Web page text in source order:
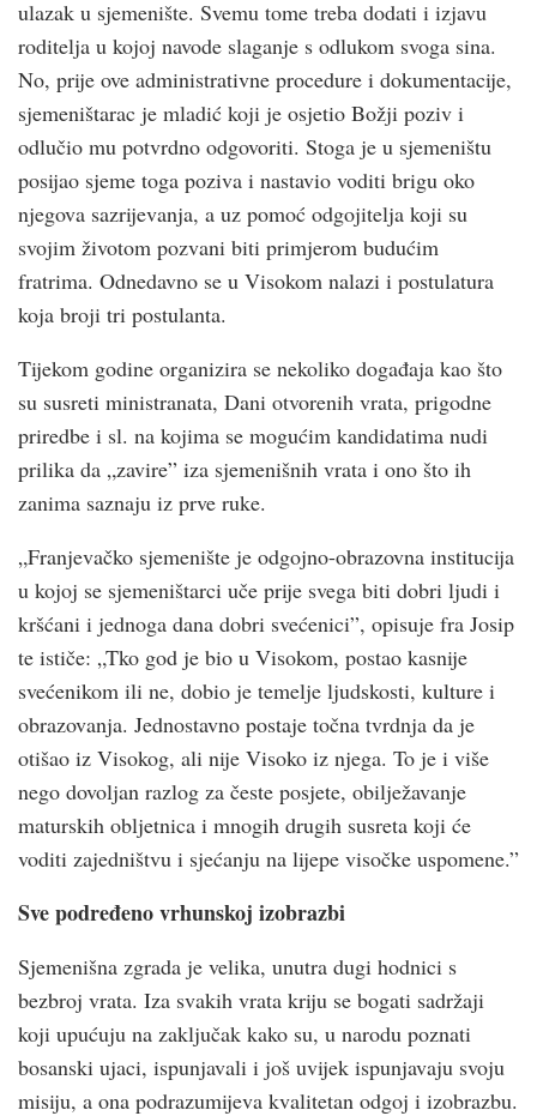
ulazak u sjemenište. Svemu tome treba dodati i izjavu
roditelja u kojoj navode slaganje s odlukom svoga sina.
No, prije ove administrativne procedure i dokumentacije,
sjemeništarac je mladić koji je osjetio Božji poziv i
odlučio mu potvrdno odgovoriti. Stoga je u sjemeništu
posijao sjeme toga poziva i nastavio voditi brigu oko
njegova sazrijevanja, a uz pomoć odgojitelja koji su
svojim životom pozvani biti primjerom budućim
fratrima. Odnedavno se u Visokom nalazi i postulatura
koja broji tri postulanta.
Tijekom godine organizira se nekoliko događaja kao što
su susreti ministranata, Dani otvorenih vrata, prigodne
priredbe i sl. na kojima se mogućim kandidatima nudi
prilika da „zavire” iza sjemenišnih vrata i ono što ih
zanima saznaju iz prve ruke.
„Franjevačko sjemenište je odgojno-obrazovna institucija
u kojoj se sjemeništarci uče prije svega biti dobri ljudi i
kršćani i jednoga dana dobri svećenici”, opisuje fra Josip
te ističe: „Tko god je bio u Visokom, postao kasnije
svećenikom ili ne, dobio je temelje ljudskosti, kulture i
obrazovanja. Jednostavno postaje točna tvrdnja da je
otišao iz Visokog, ali nije Visoko iz njega. To je i više
nego dovoljan razlog za česte posjete, obilježavanje
maturskih obljetnica i mnogih drugih susreta koji će
voditi zajedništvu i sjećanju na lijepe visočke uspomene.”
Sve podređeno vrhunskoj izobrazbi
Sjemenišna zgrada je velika, unutra dugi hodnici s
bezbroj vrata. Iza svakih vrata kriju se bogati sadržaji
koji upućuju na zaključak kako su, u narodu poznati
bosanski ujaci, ispunjavali i još uvijek ispunjavaju svoju
misiju, a ona podrazumijeva kvalitetan odgoj i izobrazbu.